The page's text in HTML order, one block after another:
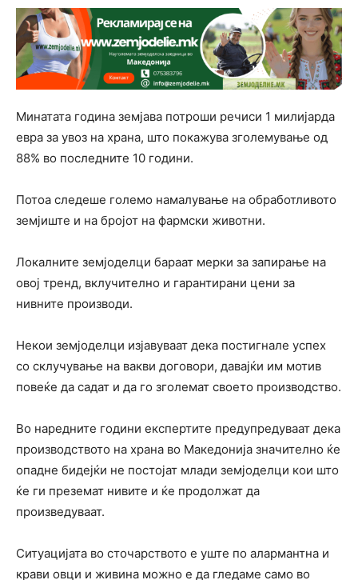
Минатата година земјава потроши речиси 1 милијарда
евра за увоз на храна, што покажува зголемување од
88% во последните 10 години.
Потоа следеше големо намалување на обработливото
земјиште и на бројот на фармски животни.
Локалните земјоделци бараат мерки за запирање на
овој тренд, вклучително и гарантирани цени за
нивните производи.
Некои земјоделци изјавуваат дека постигнале успех
со склучување на вакви договори, давајќи им мотив
повеќе да садат и да го зголемат своето производство.
Во наредните години експертите предупредуваат дека
производството на храна во Македонија значително ќе
опадне бидејќи не постојат млади земјоделци кои што
ќе ги преземат нивите и ќе продолжат да
произведуваат.
Ситуацијата во сточарството е уште по алармантна и
крави овци и живина можно е да гледаме само во